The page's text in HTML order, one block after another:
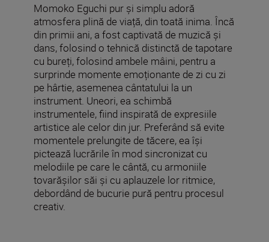
Momoko Eguchi pur și simplu adoră
atmosfera plină de viață, din toată inima. Încă
din primii ani, a fost captivată de muzică și
dans, folosind o tehnică distinctă de tapotare
cu bureți, folosind ambele mâini, pentru a
surprinde momente emoționante de zi cu zi
pe hârtie, asemenea cântatului la un
instrument. Uneori, ea schimbă
instrumentele, fiind inspirată de expresiile
artistice ale celor din jur. Preferând să evite
momentele prelungite de tăcere, ea își
pictează lucrările în mod sincronizat cu
melodiile pe care le cântă, cu armoniile
tovarășilor săi și cu aplauzele lor ritmice,
debordând de bucurie pură pentru procesul
creativ.